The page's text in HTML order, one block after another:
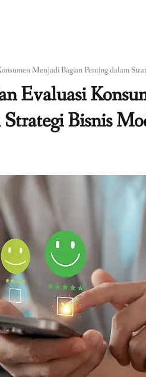
Menjadi Bagian Penting dalam
Evaluasi
Bisnis